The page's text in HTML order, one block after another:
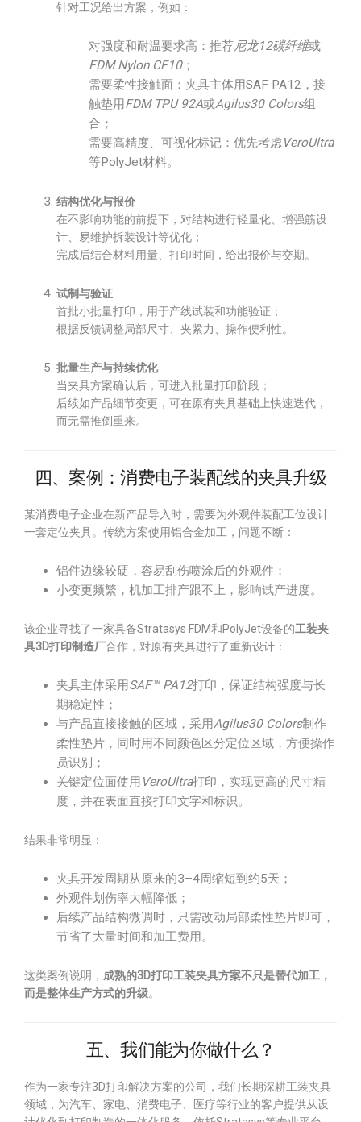
针对工况给出方案，例如：
对强度和耐温要求高：推荐尼龙12碳纤维或
FDM Nylon CF10；
需要柔性接触面：夹具主体用SAF PA12，接
触垫用FDM TPU 92A或Agilus30 Colors组
合；
需要高精度、可视化标记：优先考虑VeroUltra
等PolyJet材料。
结构优化与报价
在不影响功能的前提下，对结构进行轻量化、增强筋设
计、易维护拆装设计等优化；
完成后结合材料用量、打印时间，给出报价与交期。
试制与验证
首批小批量打印，用于产线试装和功能验证；
根据反馈调整局部尺寸、夹紧力、操作便利性。
批量生产与持续优化
当夹具方案确认后，可进入批量打印阶段；
后续如产品细节变更，可在原有夹具基础上快速迭代，
而无需推倒重来。
四、案例：消费电子装配线的夹具升级
某消费电子企业在新产品导入时，需要为外观件装配工位设计
一套定位夹具。传统方案使用铝合金加工，问题不断：
铝件边缘较硬，容易刮伤喷涂后的外观件；
小变更频繁，机加工排产跟不上，影响试产进度。
该企业寻找了一家具备Stratasys FDM和PolyJet设备的工装夹
具3D打印制造厂合作，对原有夹具进行了重新设计：
夹具主体采用SAF™ PA12打印，保证结构强度与长
期稳定性；
与产品直接接触的区域，采用Agilus30 Colors制作
柔性垫片，同时用不同颜色区分定位区域，方便操作
员识别；
关键定位面使用 VeroUltra打印，实现更高的尺寸精
度，并在表面直接打印文字和标识。
结果非常明显：
夹具开发周期从原来的3–4周缩短到约5天；
外观件划伤率大幅降低；
后续产品结构微调时，只需改动局部柔性垫片即可，
节省了大量时间和加工费用。
这类案例说明， 成熟的3D打印工装夹具方案不只是替代加工，
而是整体生产方式的升级。
五、我们能为你做什么？
作为一家专注3D打印解决方案的公司，我们长期深耕工装夹具
领域，为汽车、家电、消费电子、医疗等行业的客户提供从设